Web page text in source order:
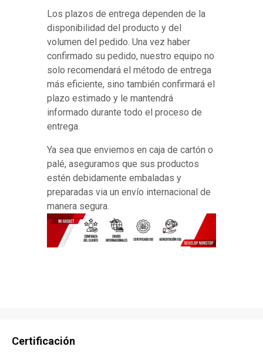
Los plazos de entrega dependen de la
disponibilidad del producto y del
volumen del pedido. Una vez haber
confirmado su pedido, nuestro equipo no
solo recomendará el método de entrega
más eficiente, sino también confirmará el
plazo estimado y le mantendrá
informado durante todo el proceso de
entrega.
Ya sea que enviemos en caja de cartón o
palé, aseguramos que sus productos
estén debidamente embaladas y
preparadas via un envío internacional de
manera segura.
Certificación